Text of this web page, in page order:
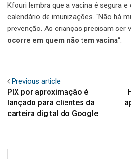
Kfouri lembra que a vacina é segura e
calendário de imunizações. “Não há
prevenção. As crianças precisam ser
ocorre em quem não tem vacina“.
Previous article
PIX por aproximação é
lançado para clientes da
carteira digital do Google